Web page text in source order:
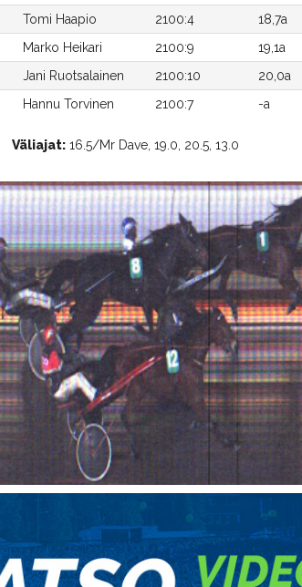
Tomi Haapio 2100:4 18,7a
Marko Heikari 2100:9 19,1a
Jani Ruotsalainen 2100:10 20,0a
Hannu Torvinen 2100:7 -a
Väliajat:16.5/Mr Dave, 19.0, 20.5, 13.0